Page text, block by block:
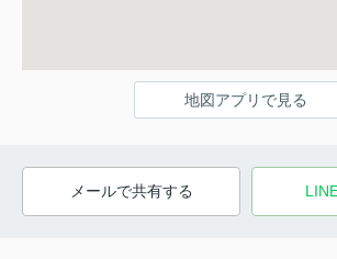
地図アプリで見る
メールで共有する